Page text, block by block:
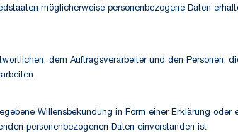
möglicherweise personenbezogene Daten
dem Auftragsverarbeiter und den Personen,
Willensbekundung in Form einer Erklärung oder
personenbezogenen Daten einverstanden ist.